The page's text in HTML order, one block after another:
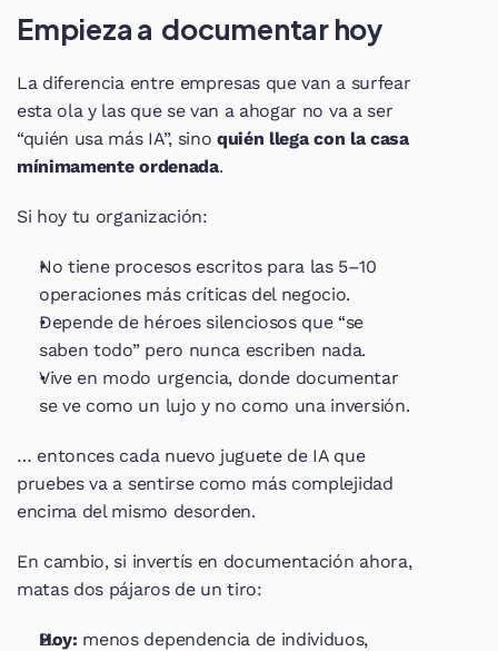
Empieza a  documentar hoy
La diferencia entre empresas que van a surfear
esta ola y las que se van a ahogar no va a ser
“quién usa más IA”, sino quién llega con la casa
mínimamente ordenada.
Si hoy tu organización:
No tiene procesos escritos para las 5–10
operaciones más críticas del negocio.
Depende de héroes silenciosos que “se
saben todo” pero nunca escriben nada.
Vive en modo urgencia, donde documentar
se ve como un lujo y no como una inversión.
… entonces cada nuevo juguete de IA que
pruebes va a sentirse como más complejidad
encima del mismo desorden.
En cambio, si invertís en documentación ahora,
matas dos pájaros de un tiro:
Hoy: menos dependencia de individuos,